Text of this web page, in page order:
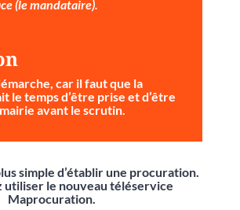
(le mandataire).
, car il faut que la
le temps d’être prise et d’être
avant le scrutin.
simple d’établir une procuration.
utiliser le nouveau téléservice
Maprocuration.